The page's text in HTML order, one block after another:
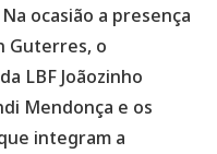
ocasião a presença
Guterres, o
LBF Joãozinho
Mendonça e os
integram a